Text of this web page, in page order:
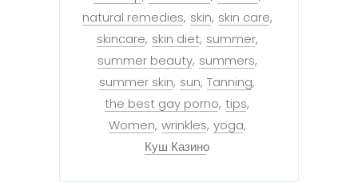
natural remedies skin skin care
skincare skin diet summer
summer beauty summers
summer skin sun Tanning
the best gay porno tips
Women wrinkles yoga
Куш Казино